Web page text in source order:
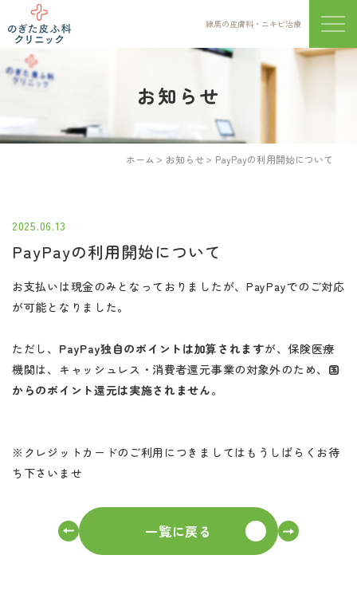
練馬の皮膚科・ニキビ治療 メニ
お知らせ
ホーム お知らせ PayPayの利用開始について
2025.06.13
PayPayの利用開始について
お支払いは現金のみとなっておりましたが、PayPayでのご対応
が可能となりました。
ただし、 PayPay独自のポイントは加算されますが、保険医療
機関は、キャッシュレス・消費者還元事業の対象外のため、 国
からのポイント還元は実施されません。
※クレジットカードのご利用につきましてはもうしばらくお待
ち下さいませ
一覧に戻る